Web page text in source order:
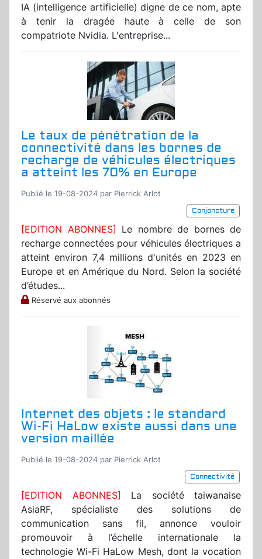
IA (intelligence artificielle) digne de ce nom, apte
à tenir la dragée haute à celle de son
compatriote Nvidia. L'entreprise...
Le taux de pénétration de la
connectivité dans les bornes de
recharge de véhicules électriques
a atteint les 70% en Europe
Publié le 19-08-2024 par Pierrick Arlot
Conjoncture
[EDITION ABONNES] Le nombre de bornes de
recharge connectées pour véhicules électriques a
atteint environ 7,4 millions d'unités en 2023 en
Europe et en Amérique du Nord. Selon la société
d’études...
Réservé aux abonnés
Internet des objets : le standard
Wi-Fi HaLow existe aussi dans une
version maillée
Publié le 19-08-2024 par Pierrick Arlot
Connectivité
[EDITION ABONNES] La société taiwanaise
AsiaRF, spécialiste des solutions de
communication sans fil, annonce vouloir
promouvoir à l’échelle internationale la
technologie Wi-Fi HaLow Mesh, dont la vocation